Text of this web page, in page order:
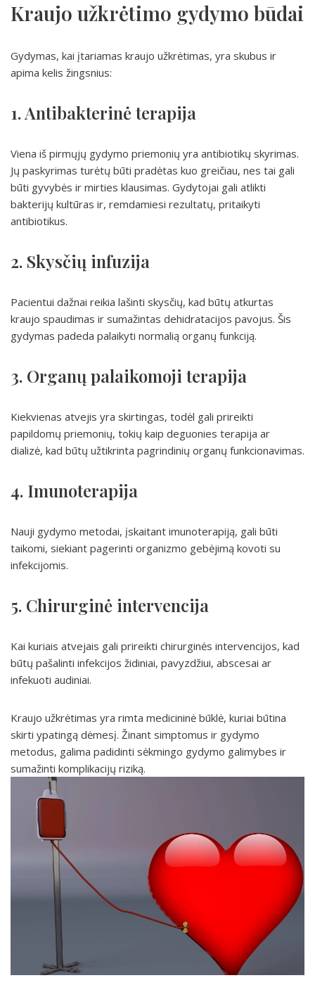
Kraujo užkrėtimo gydymo būdai
Gydymas, kai įtariamas kraujo užkrėtimas, yra skubus ir
apima kelis žingsnius:
1. Antibakterinė terapija
Viena iš pirmųjų gydymo priemonių yra antibiotikų skyrimas.
Jų paskyrimas turėtų būti pradėtas kuo greičiau, nes tai gali
būti gyvybės ir mirties klausimas. Gydytojai gali atlikti
bakterijų kultūras ir, remdamiesi rezultatų, pritaikyti
antibiotikus.
2. Skysčių infuzija
Pacientui dažnai reikia lašinti skysčių, kad būtų atkurtas
kraujo spaudimas ir sumažintas dehidratacijos pavojus. Šis
gydymas padeda palaikyti normalią organų funkciją.
3. Organų palaikomoji terapija
Kiekvienas atvejis yra skirtingas, todėl gali prireikti
papildomų priemonių, tokių kaip deguonies terapija ar
dializė, kad būtų užtikrinta pagrindinių organų funkcionavimas.
4. Imunoterapija
Nauji gydymo metodai, įskaitant imunoterapiją, gali būti
taikomi, siekiant pagerinti organizmo gebėjimą kovoti su
infekcijomis.
5. Chirurginė intervencija
Kai kuriais atvejais gali prireikti chirurginės intervencijos, kad
būtų pašalinti infekcijos židiniai, pavyzdžiui, abscesai ar
infekuoti audiniai.
Kraujo užkrėtimas yra rimta medicininė būklė, kuriai būtina
skirti ypatingą dėmesį. Žinant simptomus ir gydymo
metodus, galima padidinti sėkmingo gydymo galimybes ir
sumažinti komplikacijų riziką.